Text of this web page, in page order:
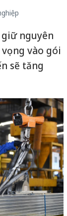
nguyên
vào gói
​​sẽ tăng